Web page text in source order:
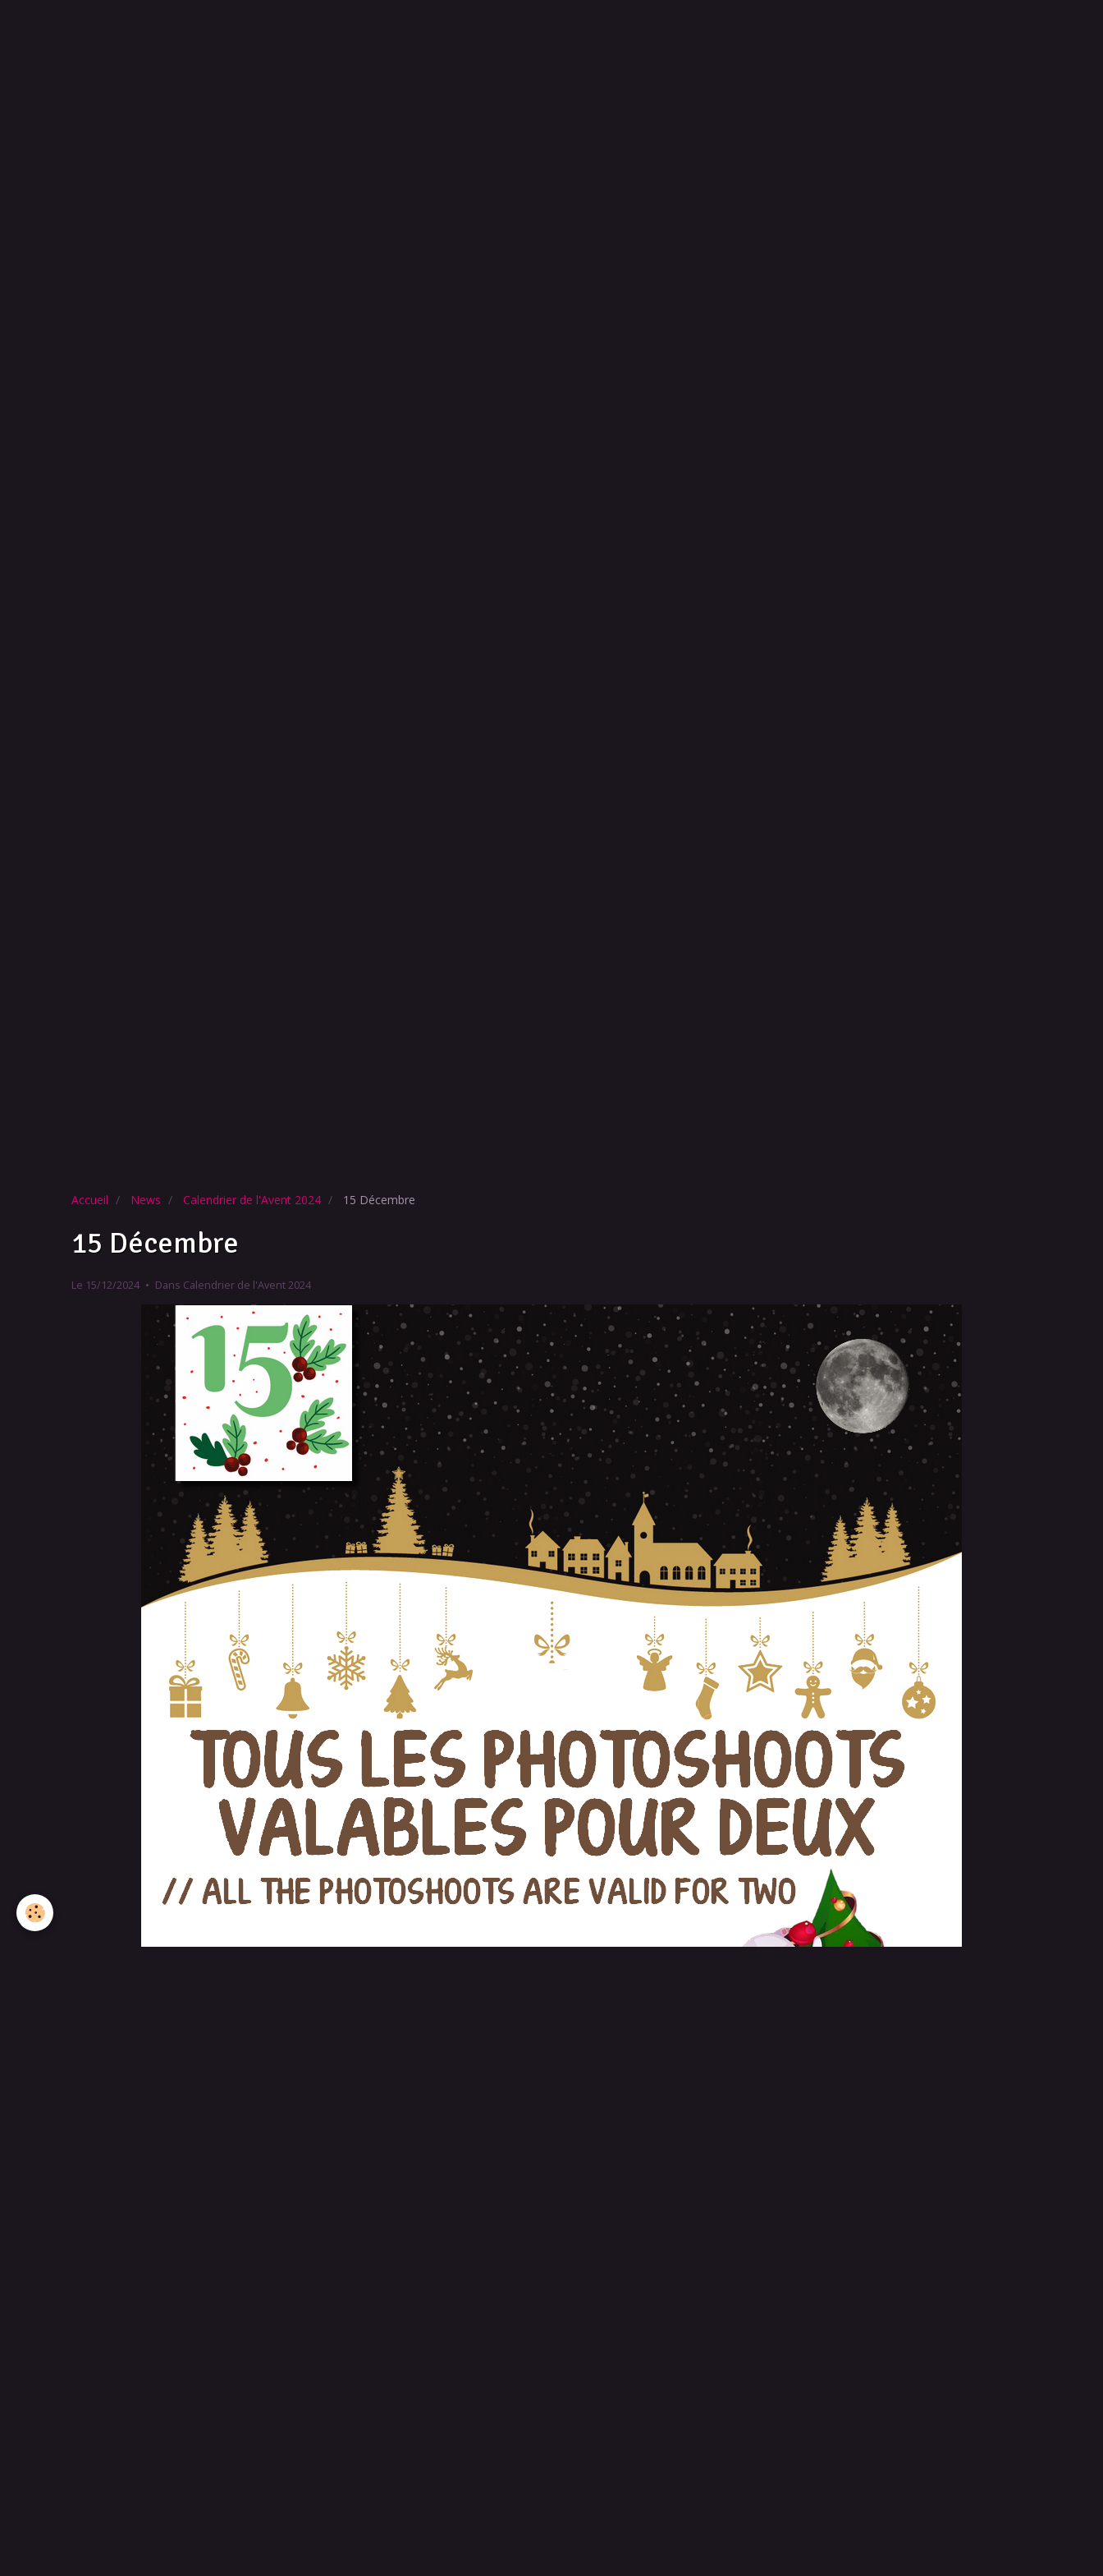
Accueil News Calendrier de l'Avent 2024 15 Décembre
15 Décembre
Le 15/12/2024 Dans Calendrier de l'Avent 2024